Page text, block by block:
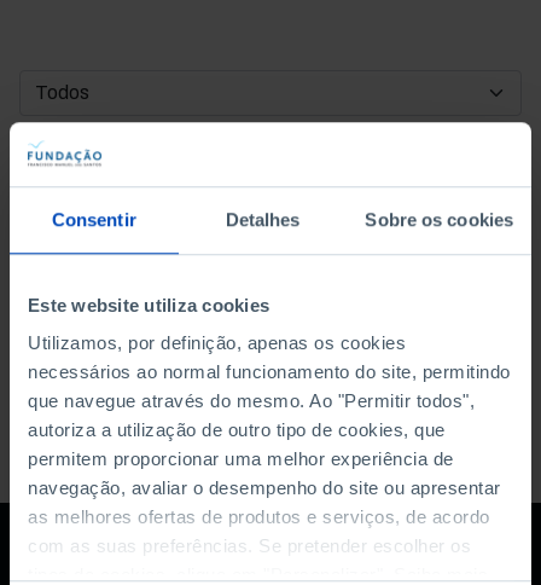
Consentir Detalhes Sobre os cookies
Este website utiliza cookies
Utilizamos, por definição, apenas os cookies
necessários ao normal funcionamento do site, permitindo
que navegue através do mesmo. Ao "Permitir todos",
autoriza a utilização de outro tipo de cookies, que
permitem proporcionar uma melhor experiência de
navegação, avaliar o desempenho do site ou apresentar
as melhores ofertas de produtos e serviços, de acordo
com as suas preferências. Se pretender escolher os
DATA DE INÍCIO
DATA DE FIM